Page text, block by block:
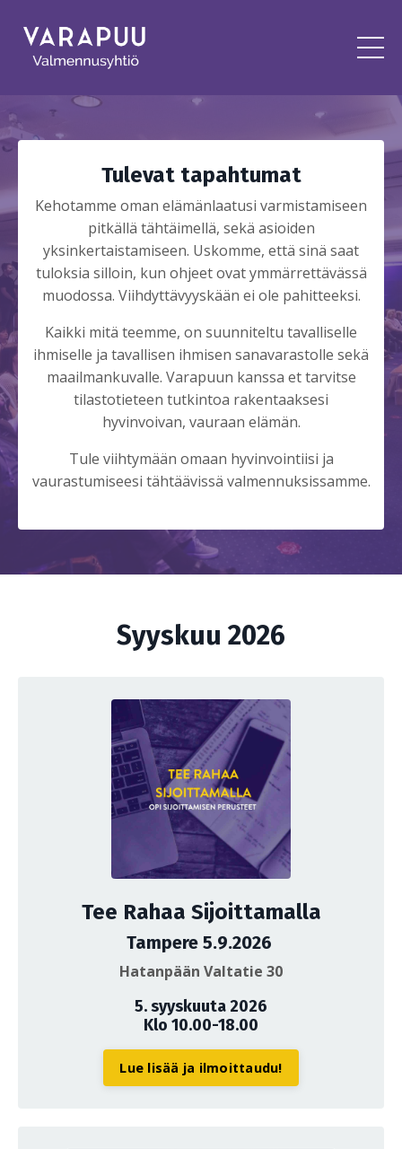
Tulevat tapahtumat
Kehotamme oman elämänlaatusi varmistamiseen
pitkällä tähtäimellä, sekä asioiden
yksinkertaistamiseen. Uskomme, että sinä saat
tuloksia silloin, kun ohjeet ovat ymmärrettävässä
muodossa. Viihdyttävyyskään ei ole pahitteeksi.
Kaikki mitä teemme, on suunniteltu tavalliselle
ihmiselle ja tavallisen ihmisen sanavarastolle sekä
maailmankuvalle. Varapuun kanssa et tarvitse
tilastotieteen tutkintoa rakentaaksesi
hyvinvoivan, vauraan elämän.
Tule viihtymään omaan hyvinvointiisi ja
vaurastumiseesi tähtäävissä valmennuksissamme.
Syyskuu 2026
Tee Rahaa Sijoittamalla
Tampere 5.9.2026
Hatanpään Valtatie 30
5. syyskuuta 2026
Klo 10.00-18.00
Lue lisää ja ilmoittaudu!